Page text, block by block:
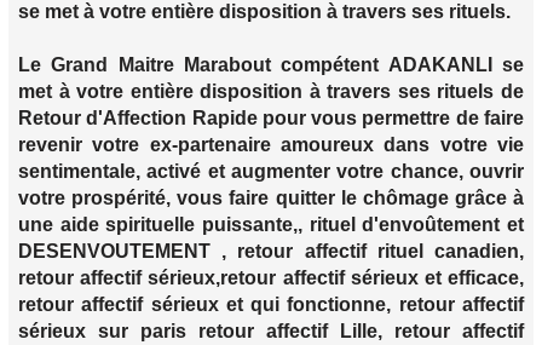
se met à votre entière disposition à travers ses rituels.
Le Grand Maitre Marabout compétent ADAKANLI se
met à votre entière disposition à travers ses rituels de
Retour d'Affection Rapide pour vous permettre de faire
revenir votre ex-partenaire amoureux dans votre vie
sentimentale, activé et augmenter votre chance, ouvrir
votre prospérité, vous faire quitter le chômage grâce à
une aide spirituelle puissante,, rituel d'envoûtement et
DESENVOUTEMENT , retour affectif rituel canadien,
retour affectif sérieux,retour affectif sérieux et efficace,
retour affectif sérieux et qui fonctionne, retour affectif
sérieux sur paris retour affectif Lille, retour affectif